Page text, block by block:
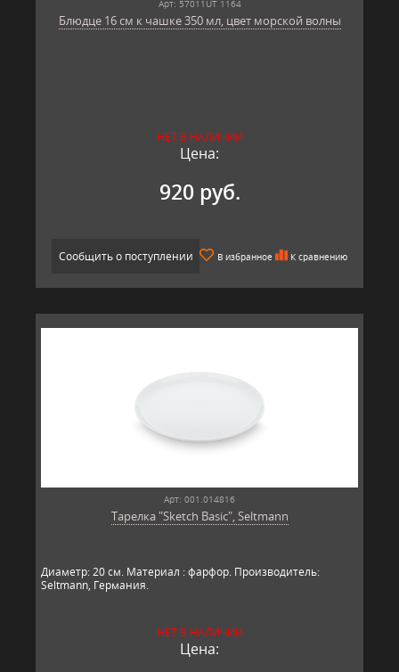
Арт: 57011UT 1164
Блюдце 16 см к чашке 350 мл, цвет морской волны
НЕТ В НАЛИЧИИ
Цена:
920 руб.
Сообщить о поступлении В избранное К сравнению
Арт: 001.014816
Тарелка "Sketch Basic", Seltmann
Диаметр: 20 см. Материал : фарфор. Производитель:
Seltmann, Германия.​​
НЕТ В НАЛИЧИИ
Цена: